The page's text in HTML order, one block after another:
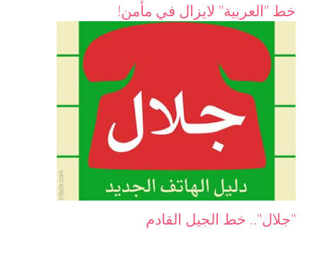
خط "العربية" لايزال في مأمن!
"جلال".. خط الجيل القادم